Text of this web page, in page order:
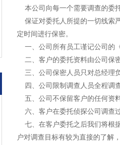
本公司向每一个需要调查的委
保证对委托人所提的一切线索
定时间进行保密。
一、公司所有员工谨记公司的
二、客户的委托资料由公司保
三、公司保密人员只对总经理
四、公司限制调查人员全程调
五、公司不保留客户的任何资
六、客户在委托侦探公司调查
七、在客户委托之后我们将根
户对调查目标有较为直接的了解